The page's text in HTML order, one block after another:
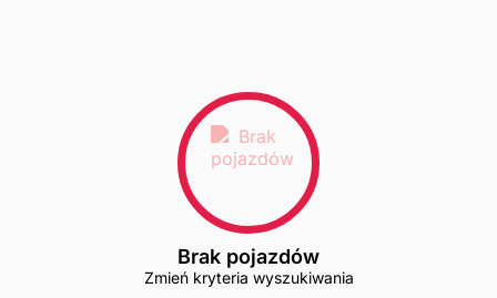
Brak pojazdów
Zmień kryteria wyszukiwania